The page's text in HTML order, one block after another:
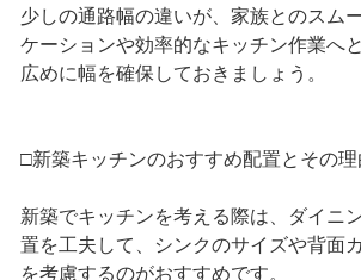
少しの通路幅の違いが、家族とのスム
ケーションや効率的なキッチン作業へ
広めに幅を確保しておきましょう。
□新築キッチンのおすすめ配置とその理
新築でキッチンを考える際は、ダイニ
置を工夫して、シンクのサイズや背面
を考慮するのがおすすめです。